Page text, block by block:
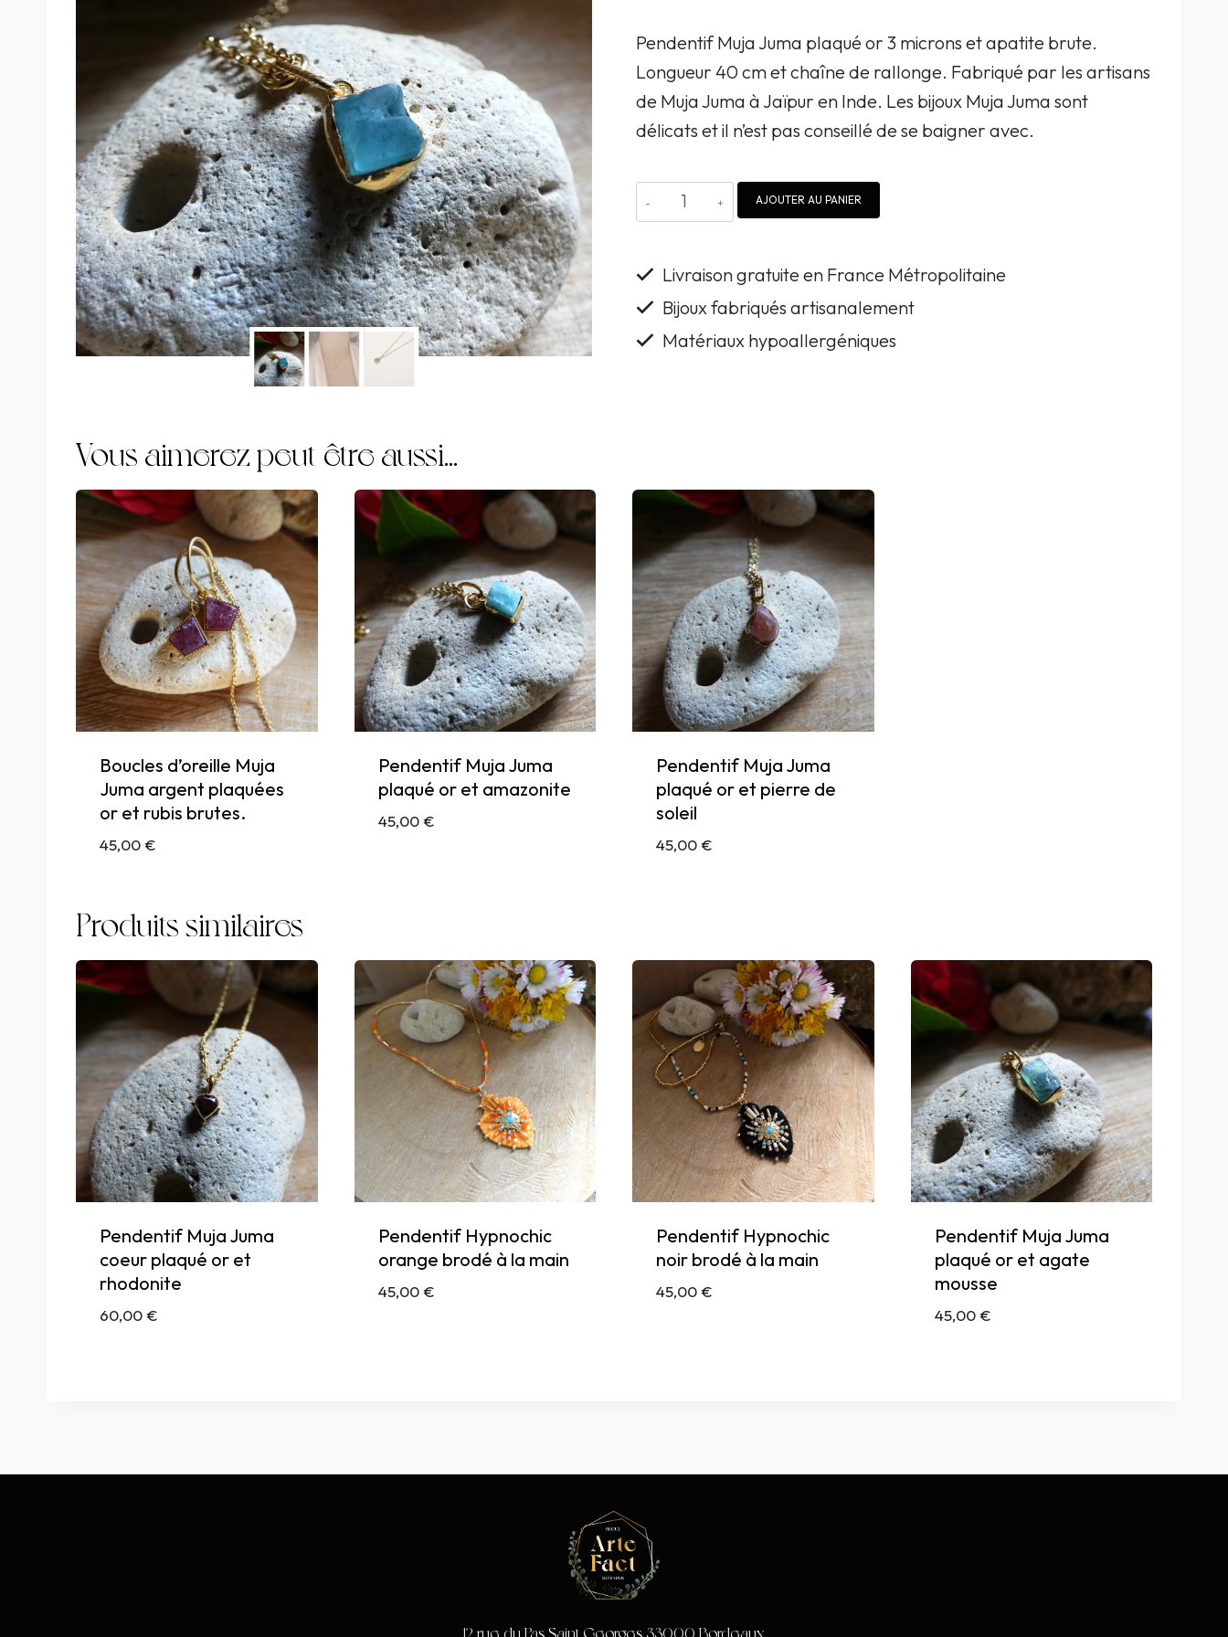
Pendentif Muja Juma plaqué or 3 microns et apatite brute.
Longueur 40 cm et chaîne de rallonge. Fabriqué par les artisans
de Muja Juma à Jaïpur en Inde. Les bijoux Muja Juma sont
délicats et il n’est pas conseillé de se baigner avec.
quantité
de
Muja
Juma
plaqué
AJOUTER AU PANIER
Livraison gratuite en France Métropolitaine
Bijoux fabriqués artisanalement
Matériaux hypoallergéniques
Vous aimerez peut-être aussi…
Boucles d’oreille Muja
Juma argent plaquées
or et rubis brutes.
45,00€
Pendentif Muja Juma
plaqué or et amazonite
45,00€
Pendentif Muja Juma
plaqué or et pierre de
soleil
45,00€
Produits similaires
Pendentif Muja Juma
coeur plaqué or et
rhodonite
60,00€
Pendentif Hypnochic
orange brodé à la main
45,00€
Pendentif Hypnochic
noir brodé à la main
45,00€
Pendentif Muja Juma
plaqué or et agate
mousse
45,00€
12 rue du Pas Saint Georges 33000 Bordeaux